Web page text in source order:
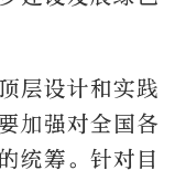
层设计和实践
加强对全国各
统筹。针对目